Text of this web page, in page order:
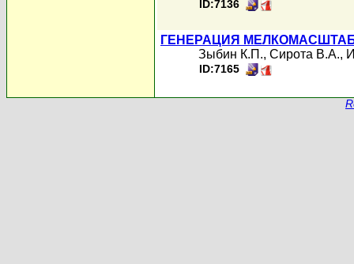
ID:7136
ГЕНЕРАЦИЯ
Зыбин К.П., Сирота В.А.,
ID:7165